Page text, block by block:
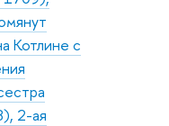
Котлине с
2-ая